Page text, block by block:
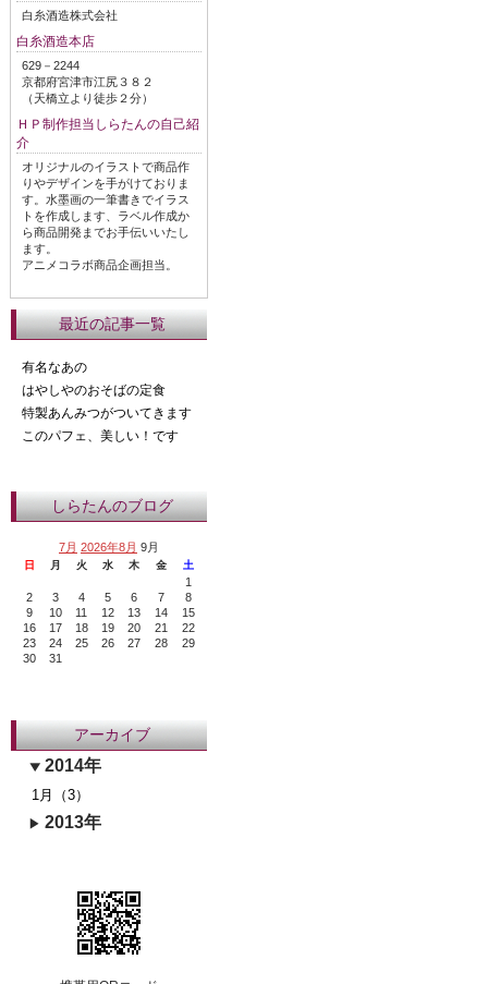
白糸酒造株式会社
白糸酒造本店
629－2244
京都府宮津市江尻３８２
（天橋立より徒歩２分）
ＨＰ制作担当しらたんの自己紹
介
オリジナルのイラストで商品作
りやデザインを手がけておりま
す。水墨画の一筆書きでイラス
トを作成します、ラベル作成か
ら商品開発までお手伝いいたし
ます。
アニメコラボ商品企画担当。
最近の記事一覧
有名なあの
はやしやのおそばの定食
特製あんみつがついてきます
このパフェ、美しい！です
しらたんのブログ
7月 2026年8月 9月
日 月 火 水 木 金 土
1
2
3 4 5 6 7
8
9
10 11 12 13 14
15
16
17 18 19 20 21
22
23
24 25 26 27 28
29
30
31
アーカイブ
2014年
1月（3）
2013年